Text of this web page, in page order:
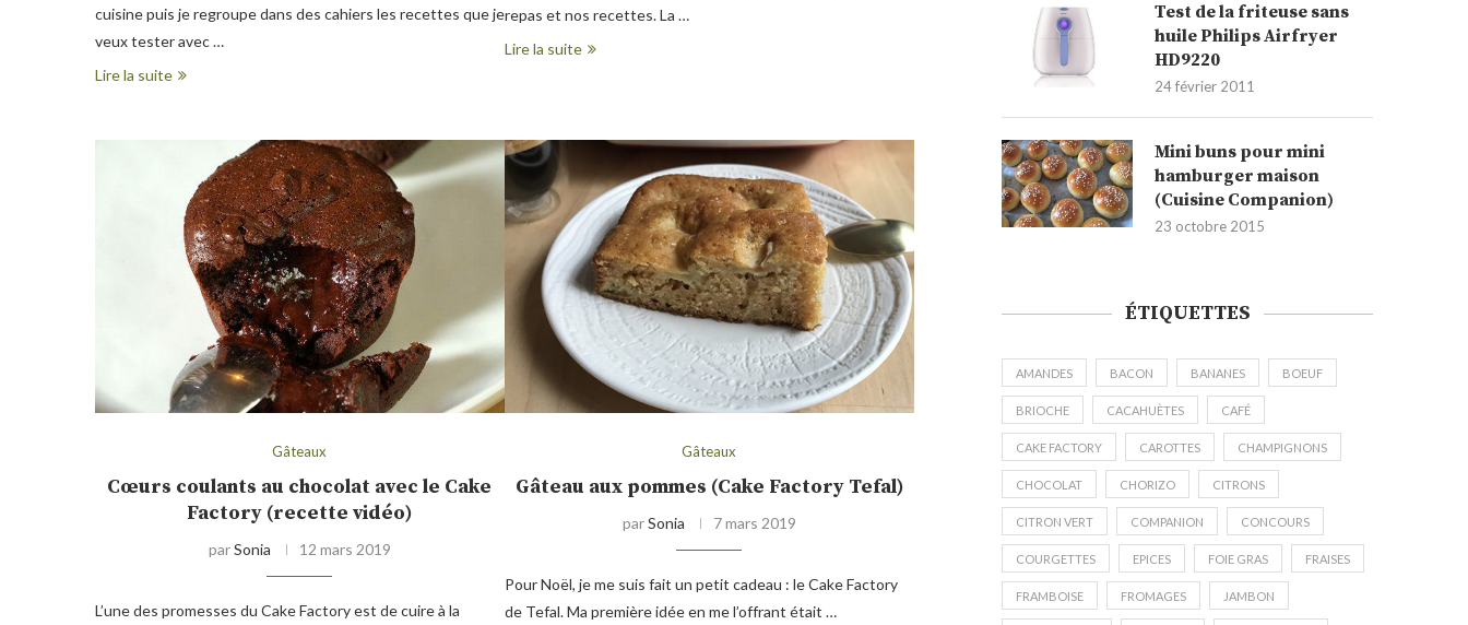
cuisine puis je regroupe dans des cahiers les recettes que je
veux tester avec …
Lire la suite
repas et nos recettes. La …
Lire la suite
Gâteaux
Cœurs coulants au chocolat avec le Cake
Factory (recette vidéo)
parSonia 12 mars 2019
L’une des promesses du Cake Factory est de cuire à la
Gâteaux
Gâteau aux pommes (Cake Factory Tefal)
parSonia 7 mars 2019
Pour Noël, je me suis fait un petit cadeau : le Cake Factory
de Tefal. Ma première idée en me l’offrant était …
Test de la friteuse sans
huile Philips Airfryer
HD9220
24 février 2011
Mini buns pour mini
hamburger maison
(Cuisine Companion)
23 octobre 2015
ÉTIQUETTES
AMANDES BACON BANANES BOEUF
BRIOCHE CACAHUÈTES CAFÉ
CAKE FACTORY CAROTTES CHAMPIGNONS
CHOCOLAT CHORIZO CITRONS
CITRON VERT COMPANION CONCOURS
COURGETTES EPICES FOIE GRAS FRAISES
FRAMBOISE FROMAGES JAMBON